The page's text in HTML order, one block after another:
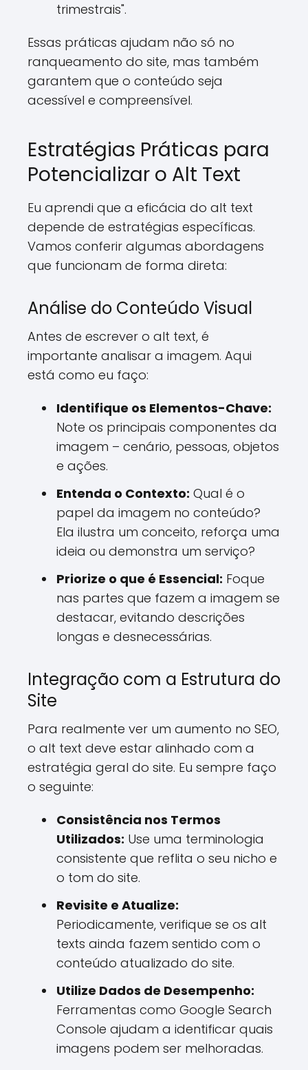
trimestrais".
Essas práticas ajudam não só no
ranqueamento do site, mas também
garantem que o conteúdo seja
acessível e compreensível.
Estratégias Práticas para
Potencializar o Alt Text
Eu aprendi que a eficácia do alt text
depende de estratégias específicas.
Vamos conferir algumas abordagens
que funcionam de forma direta:
Análise do Conteúdo Visual
Antes de escrever o alt text, é
importante analisar a imagem. Aqui
está como eu faço:
Identifique os Elementos-Chave:
Note os principais componentes da
imagem – cenário, pessoas, objetos
e ações.
Entenda o Contexto: Qual é o
papel da imagem no conteúdo?
Ela ilustra um conceito, reforça uma
ideia ou demonstra um serviço?
Priorize o que é Essencial: Foque
nas partes que fazem a imagem se
destacar, evitando descrições
longas e desnecessárias.
Integração com a Estrutura do
Site
Para realmente ver um aumento no SEO,
o alt text deve estar alinhado com a
estratégia geral do site. Eu sempre faço
o seguinte:
Consistência nos Termos
Utilizados: Use uma terminologia
consistente que reflita o seu nicho e
o tom do site.
Revisite e Atualize:
Periodicamente, verifique se os alt
texts ainda fazem sentido com o
conteúdo atualizado do site.
Utilize Dados de Desempenho:
Ferramentas como Google Search
Console ajudam a identificar quais
imagens podem ser melhoradas.